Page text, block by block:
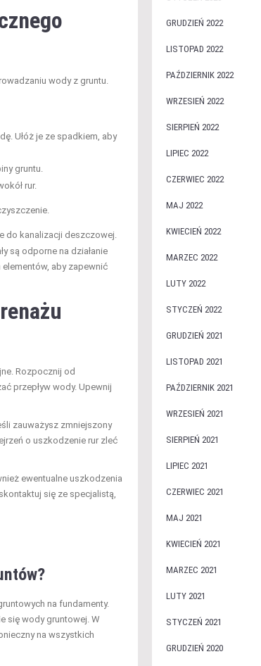
wody z gruntu.
Ułóż je ze spadkiem, aby
gruntu.
rur.
do kanalizacji deszczowej.
są odporne na działanie
aby zapewnić
Rozpocznij od
przepływ wody. Upewnij
zauważysz zmniejszony
o uszkodzenie rur zleć
ewentualne uszkodzenia
się ze specjalistą,
na fundamenty.
się wody gruntowej. W
na wszystkich
GRUDZIEŃ 2022
LISTOPAD 2022
PAŹDZIERNIK 2022
WRZESIEŃ 2022
SIERPIEŃ 2022
LIPIEC 2022
CZERWIEC 2022
MAJ 2022
KWIECIEŃ 2022
MARZEC 2022
LUTY 2022
STYCZEŃ 2022
GRUDZIEŃ 2021
LISTOPAD 2021
PAŹDZIERNIK 2021
WRZESIEŃ 2021
SIERPIEŃ 2021
LIPIEC 2021
CZERWIEC 2021
MAJ 2021
KWIECIEŃ 2021
MARZEC 2021
LUTY 2021
STYCZEŃ 2021
GRUDZIEŃ 2020